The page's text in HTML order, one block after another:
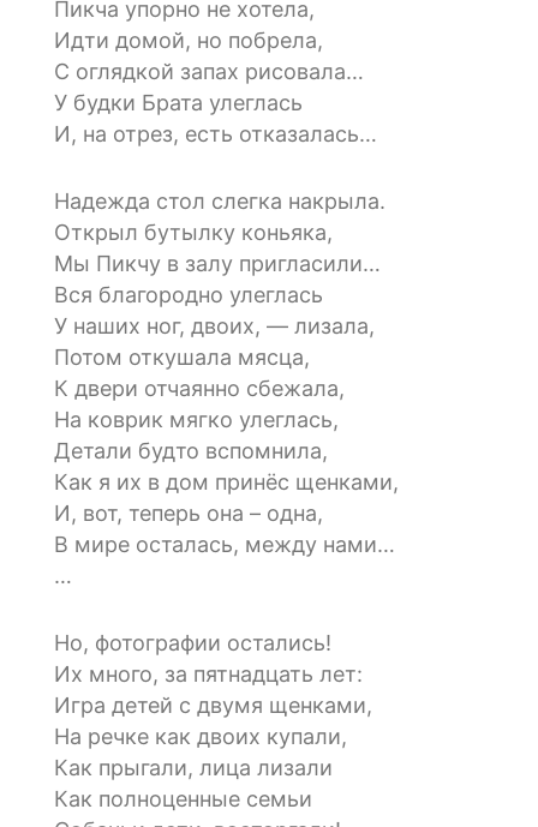
Пикча упорно не хотела,
Идти домой, но побрела,
С оглядкой запах рисовала…
У будки Брата улеглась
И, на отрез, есть отказалась…
Надежда стол слегка накрыла.
Открыл бутылку коньяка,
Мы Пикчу в залу пригласили…
Вся благородно улеглась
У наших ног, двоих, — лизала,
Потом откушала мясца,
К двери отчаянно сбежала,
На коврик мягко улеглась,
Детали будто вспомнила,
Как я их в дом принёс щенками,
И, вот, теперь она – одна,
В мире осталась, между нами…
…
Но, фотографии остались!
Их много, за пятнадцать лет:
Игра детей с двумя щенками,
На речке как двоих купали,
Как прыгали, лица лизали
Как полноценные семьи